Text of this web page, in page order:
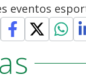
eventos